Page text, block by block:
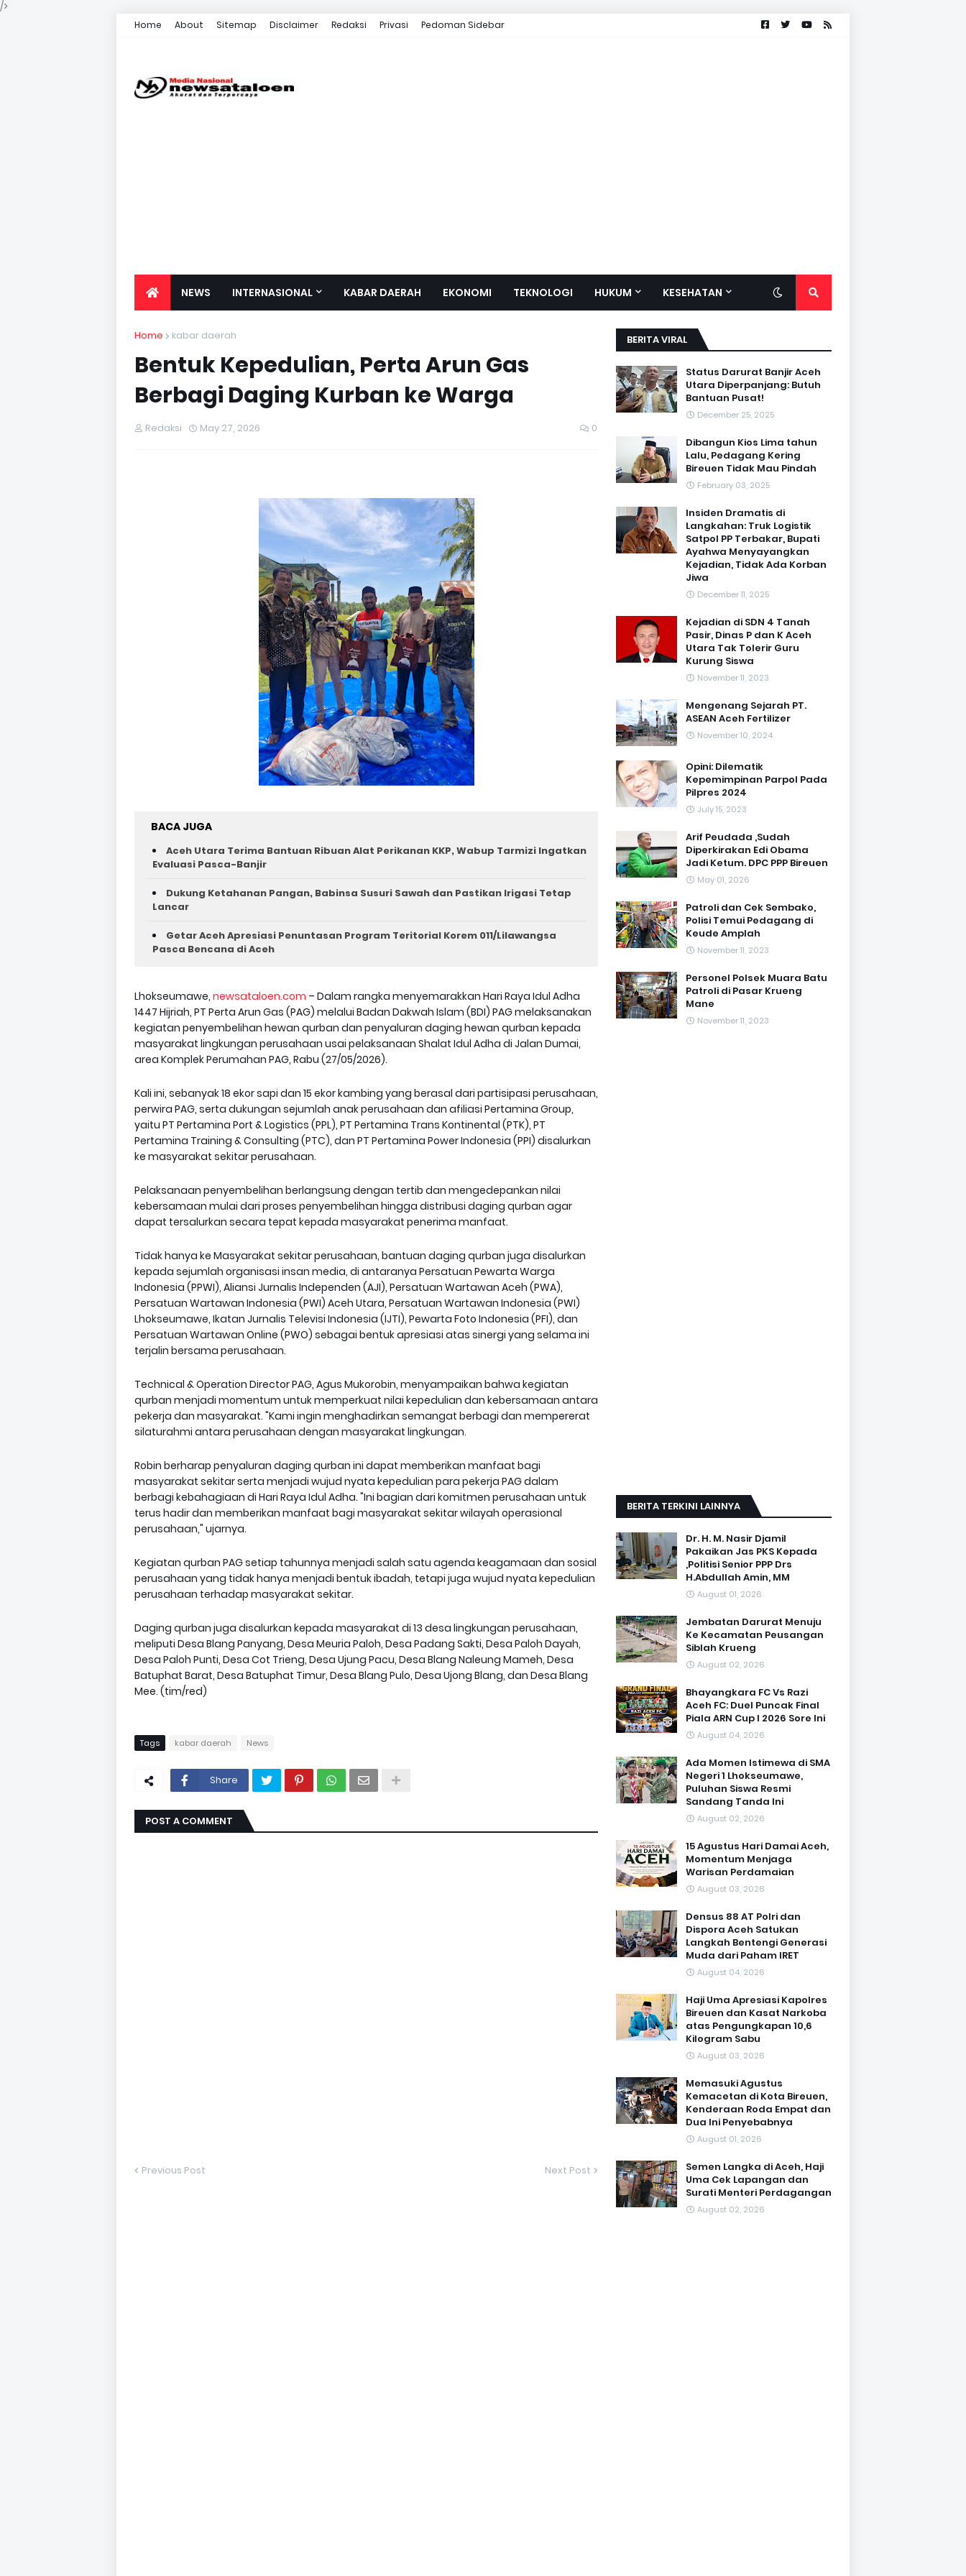
/>
Home About Sitemap Disclaimer Redaksi Privasi Pedoman Sidebar
NEWS INTERNASIONAL KABAR DAERAH EKONOMI TEKNOLOGI HUKUM KESEHATAN
Home kabar daerah
Bentuk Kepedulian, Perta Arun Gas
Berbagi Daging Kurban ke Warga
Redaksi May 27, 2026 0
BACA JUGA
Aceh Utara Terima Bantuan Ribuan Alat Perikanan KKP, Wabup Tarmizi Ingatkan
Evaluasi Pasca-Banjir
Dukung Ketahanan Pangan, Babinsa Susuri Sawah dan Pastikan Irigasi Tetap
Lancar
Getar Aceh Apresiasi Penuntasan Program Teritorial Korem 011/Lilawangsa
Pasca Bencana di Aceh ‎
Lhokseumawe, newsataloen.com – Dalam rangka menyemarakkan Hari Raya Idul Adha
1447 Hijriah, PT Perta Arun Gas (PAG) melalui Badan Dakwah Islam (BDI) PAG melaksanakan
kegiatan penyembelihan hewan qurban dan penyaluran daging hewan qurban kepada
masyarakat lingkungan perusahaan usai pelaksanaan Shalat Idul Adha di Jalan Dumai,
area Komplek Perumahan PAG, Rabu (27/05/2026).
Kali ini, sebanyak 18 ekor sapi dan 15 ekor kambing yang berasal dari partisipasi perusahaan,
perwira PAG, serta dukungan sejumlah anak perusahaan dan afiliasi Pertamina Group,
yaitu PT Pertamina Port & Logistics (PPL), PT Pertamina Trans Kontinental (PTK), PT
Pertamina Training & Consulting (PTC), dan PT Pertamina Power Indonesia (PPI) disalurkan
ke masyarakat sekitar perusahaan.
Pelaksanaan penyembelihan berlangsung dengan tertib dan mengedepankan nilai
kebersamaan mulai dari proses penyembelihan hingga distribusi daging qurban agar
dapat tersalurkan secara tepat kepada masyarakat penerima manfaat.
Tidak hanya ke Masyarakat sekitar perusahaan, bantuan daging qurban juga disalurkan
kepada sejumlah organisasi insan media, di antaranya Persatuan Pewarta Warga
Indonesia (PPWI), Aliansi Jurnalis Independen (AJI), Persatuan Wartawan Aceh (PWA),
Persatuan Wartawan Indonesia (PWI) Aceh Utara, Persatuan Wartawan Indonesia (PWI)
Lhokseumawe, Ikatan Jurnalis Televisi Indonesia (IJTI), Pewarta Foto Indonesia (PFI), dan
Persatuan Wartawan Online (PWO) sebagai bentuk apresiasi atas sinergi yang selama ini
terjalin bersama perusahaan.
Technical & Operation Director PAG, Agus Mukorobin, menyampaikan bahwa kegiatan
qurban menjadi momentum untuk memperkuat nilai kepedulian dan kebersamaan antara
pekerja dan masyarakat. "Kami ingin menghadirkan semangat berbagi dan mempererat
silaturahmi antara perusahaan dengan masyarakat lingkungan.
Robin berharap penyaluran daging qurban ini dapat memberikan manfaat bagi
masyarakat sekitar serta menjadi wujud nyata kepedulian para pekerja PAG dalam
berbagi kebahagiaan di Hari Raya Idul Adha. "Ini bagian dari komitmen perusahaan untuk
terus hadir dan memberikan manfaat bagi masyarakat sekitar wilayah operasional
perusahaan," ujarnya.
Kegiatan qurban PAG setiap tahunnya menjadi salah satu agenda keagamaan dan sosial
perusahaan yang tidak hanya menjadi bentuk ibadah, tetapi juga wujud nyata kepedulian
perusahaan terhadap masyarakat sekitar.
Daging qurban juga disalurkan kepada masyarakat di 13 desa lingkungan perusahaan,
meliputi Desa Blang Panyang, Desa Meuria Paloh, Desa Padang Sakti, Desa Paloh Dayah,
Desa Paloh Punti, Desa Cot Trieng, Desa Ujung Pacu, Desa Blang Naleung Mameh, Desa
Batuphat Barat, Desa Batuphat Timur, Desa Blang Pulo, Desa Ujong Blang, dan Desa Blang
Mee. (tim/red)
Tags kabar daerah News
Share
POST A COMMENT
Previous Post Next Post
BERITA VIRAL
Status Darurat Banjir Aceh
Utara Diperpanjang: Butuh
Bantuan Pusat!
December 25, 2025
Dibangun Kios Lima tahun
Lalu, Pedagang Kering
Bireuen Tidak Mau Pindah
February 03, 2025
Insiden Dramatis di
Langkahan: Truk Logistik
Satpol PP Terbakar, Bupati
Ayahwa Menyayangkan
Kejadian, Tidak Ada Korban
Jiwa
December 11, 2025
Kejadian di SDN 4 Tanah
Pasir, Dinas P dan K Aceh
Utara Tak Tolerir Guru
Kurung Siswa
November 11, 2023
Mengenang Sejarah PT.
ASEAN Aceh Fertilizer
November 10, 2024
Opini: Dilematik
Kepemimpinan Parpol Pada
Pilpres 2024
July 15, 2023
Arif Peudada ,Sudah
Diperkirakan Edi Obama
Jadi Ketum. DPC PPP Bireuen
May 01, 2026
Patroli dan Cek Sembako,
Polisi Temui Pedagang di
Keude Amplah
November 11, 2023
Personel Polsek Muara Batu
Patroli di Pasar Krueng
Mane
November 11, 2023
BERITA TERKINI LAINNYA
Dr. H. M. Nasir Djamil
Pakaikan Jas PKS Kepada
,Politisi Senior PPP Drs
H.Abdullah Amin, MM
August 01, 2026
Jembatan Darurat Menuju
Ke Kecamatan Peusangan
Siblah Krueng
August 02, 2026
Bhayangkara FC Vs Razi
Aceh FC: Duel Puncak Final
Piala ARN Cup I 2026 Sore Ini
August 04, 2026
Ada Momen Istimewa di SMA
Negeri 1 Lhokseumawe,
Puluhan Siswa Resmi
Sandang Tanda Ini
August 02, 2026
15 Agustus Hari Damai Aceh,
Momentum Menjaga
Warisan Perdamaian
August 03, 2026
Densus 88 AT Polri dan
Dispora Aceh Satukan
Langkah Bentengi Generasi
Muda dari Paham IRET
August 04, 2026
Haji Uma Apresiasi Kapolres
Bireuen dan Kasat Narkoba
atas Pengungkapan 10,6
Kilogram Sabu
August 03, 2026
Memasuki Agustus
Kemacetan di Kota Bireuen,
Kenderaan Roda Empat dan
Dua Ini Penyebabnya
August 01, 2026
Semen Langka di Aceh, Haji
Uma Cek Lapangan dan
Surati Menteri Perdagangan
August 02, 2026